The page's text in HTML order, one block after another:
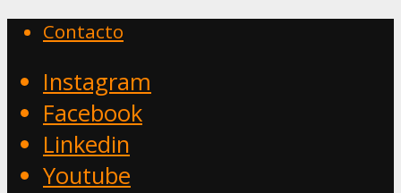
Contacto
Instagram
Facebook
Linkedin
Youtube